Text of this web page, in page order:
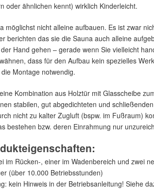
oder ähnlichen kennt) wirklich Kinderleicht.
möglichst nicht alleine aufbauen. Es ist zwar
berichten das sie die Sauna auch alleine
Hand gehen – gerade wenn Sie vielleicht
dass für den Aufbau kein spezielles
Montage notwendig.
Kombination aus Holztür mit Glasscheibe
stabilen, gut abgedichteten und
nicht zu kalter Zugluft (bspw. im Fußraum)
bestehen bzw. deren Einrahmung nur
im Rücken-, einer im Wadenbereich und zwei
(über 10.000 Betriebsstunden)
kein Hinweis in der Betriebsanleitung! Siehe